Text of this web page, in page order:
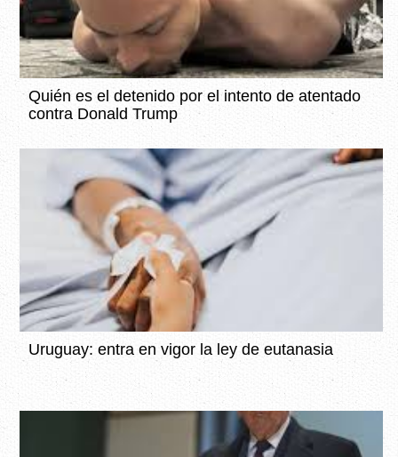
Quién es el detenido por el intento de atentado
contra Donald Trump
Uruguay: entra en vigor la ley de eutanasia